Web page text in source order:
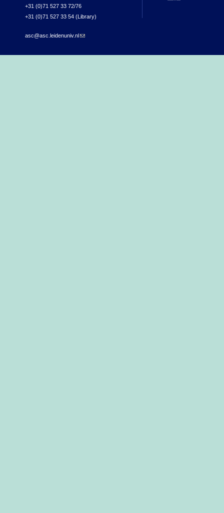
+31 (0)71 527 33 72/76
+31 (0)71 527 33 54 (Library)
asc@asc.leidenuniv.nl (link sends e-mail)